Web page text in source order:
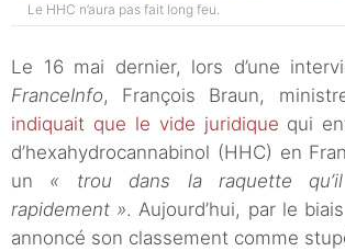
Le HHC n’aura pas fait long feu.
Le 16 mai dernier, lors d’une
FranceInfo, François Braun,
indiquait que le vide juridique qui
d’hexahydrocannabinol (HHC) en
un « trou dans la raquette
rapidement ». Aujourd’hui, par le
annoncé son classement comme